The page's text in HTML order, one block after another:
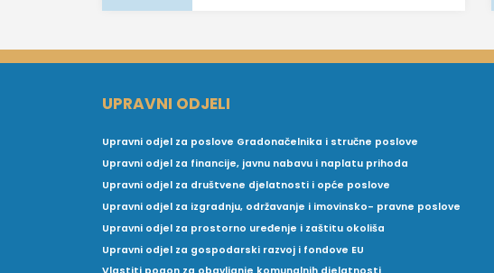
UPRAVNI ODJELI
Upravni odjel za poslove Gradonačelnika i stručne poslove
Upravni odjel za financije, javnu nabavu i naplatu prihoda
Upravni odjel za društvene djelatnosti i opće poslove
Upravni odjel za izgradnju, održavanje i imovinsko- pravne poslove
Upravni odjel za prostorno uređenje i zaštitu okoliša
Upravni odjel za gospodarski razvoj i fondove EU